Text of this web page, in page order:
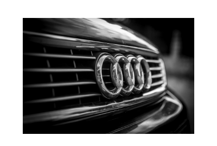
merker, og tilbyr også ...